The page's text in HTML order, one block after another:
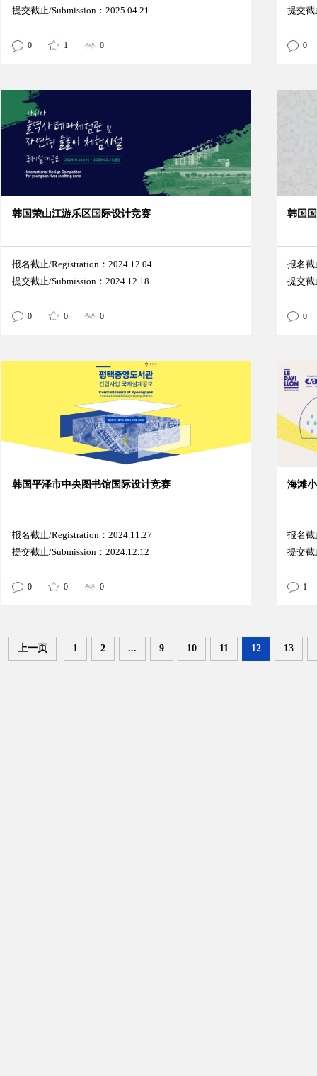
提交截止/Submission：2025.04.21
0 1 0
提交截
0
韩国荣山江游乐区国际设计竞赛
报名截止/Registration：2024.12.04
提交截止/Submission：2024.12.18
0 0 0
韩国
报名截
提交截
0
韩国平泽市中央图书馆国际设计竞赛
报名截止/Registration：2024.11.27
提交截止/Submission：2024.12.12
0 0 0
海滩
报名截
提交截
1
上一页 1 2 ... 9 10 11 12 13